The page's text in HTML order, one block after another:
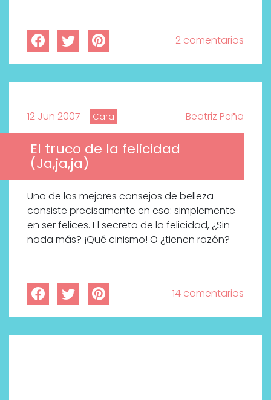
2 comentarios
12 Jun 2007 Cara Beatriz Peña
El truco de la felicidad
(Ja,ja,ja)
Uno de los mejores consejos de belleza
consiste precisamente en eso: simplemente
en ser felices. El secreto de la felicidad, ¿Sin
nada más? ¡Qué cinismo! O ¿tienen razón?
14 comentarios